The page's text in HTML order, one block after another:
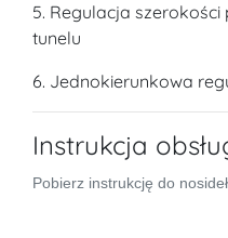
5. Regulacja szerokości
tunelu
6. Jednokierunkowa
Instrukcja
Pobierz instrukcję do